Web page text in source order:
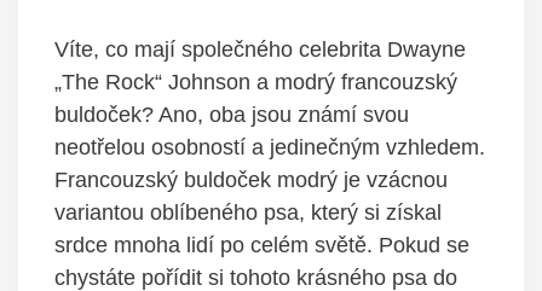
Víte, co mají společného celebrita Dwayne
„The Rock“ Johnson a modrý francouzský
buldoček? Ano, oba jsou známí svou
neotřelou osobností a jedinečným vzhledem.
Francouzský buldoček modrý je vzácnou
variantou oblíbeného psa, který si získal
srdce mnoha lidí po celém světě. Pokud se
chystáte pořídit si tohoto krásného psa do